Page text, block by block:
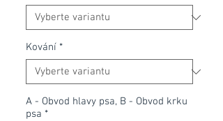
Kování *
A - Obvod hlavy psa, B - Obvod krku
psa *